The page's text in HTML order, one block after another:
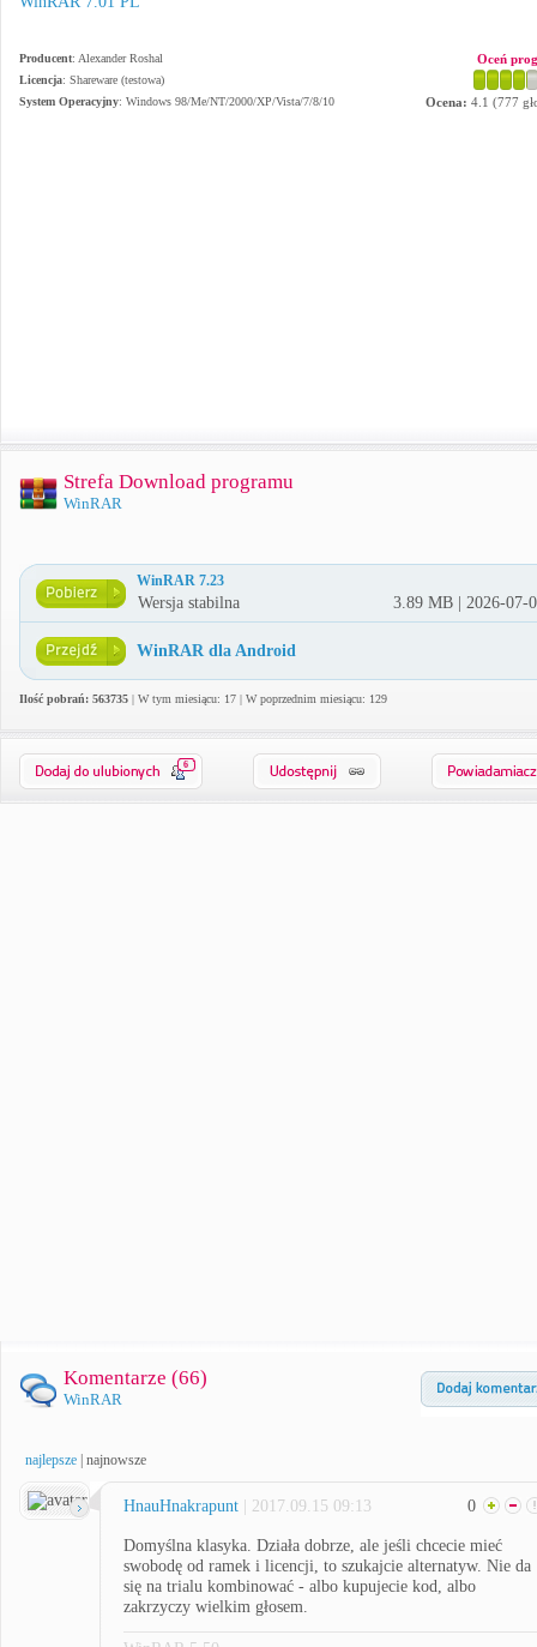
Producent: Alexander Roshal
Licencja: Shareware (testowa)
System Operacyjny: Windows 98/Me/NT/2000/XP/Vista/7/8/10
Oceń
Ocena: 4.1 (777
Strefa Download programu
WinRAR
WinRAR 7.23
Wersja stabilna 3.89 MB | 2026-07-
WinRAR dla Android
Ilość pobrań: 563735 | W tym miesiącu: 17 | W poprzednim miesiącu: 129
6
Komentarze (66)
WinRAR
najlepsze najnowsze
HnauHnakrapunt | 2017.09.15 09:13 0
Domyślna klasyka. Działa dobrze, ale jeśli chcecie mieć
swobodę od ramek i licencji, to szukajcie alternatyw. Nie da
się na trialu kombinować - albo kupujecie kod, albo
zakrzyczy wielkim głosem.